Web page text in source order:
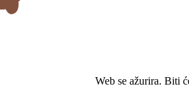
Web se ažurira. Biti